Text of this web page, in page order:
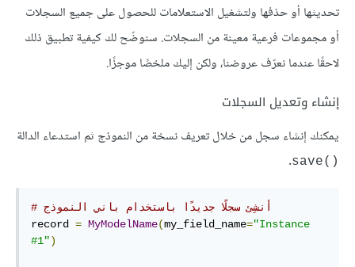
تحديثها أو حذفها ولتشغيل الاستعلامات للحصول على جميع السجلات
أو مجموعات فرعية معينة من السجلات. سنوضّح لك كيفية تطبيق ذلك
لاحقًا عندما نعرّف عروضنا، ولكن إليك ملخصًا موجزًا.
إنشاء وتعديل السجلات
يمكنك إنشاء سجل من خلال تعريف نسخة من النموذج ثم استدعاء الدالة
save()‎
.
# ‫أنشِئ سجلًا جديدًا باستخدام باني النموذج
record = MyModelName(my_field_name="Instance
#1")